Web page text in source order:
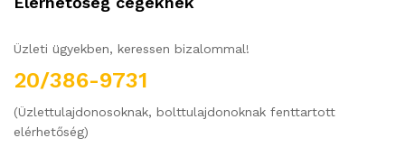
Üzleti ügyekben, keressen bizalommal!
20/386-9731
(Üzlettulajdonosoknak, bolttulajdonoknak fenttartott
elérhetőség)